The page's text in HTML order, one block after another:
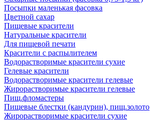
Посыпки маленькая фасовка
Цветной сахар
Пищевые красители
Натуральные красители
Для пищевой печати
Красители с распылителем
Водорастворимые красители сухие
Гелевые красители
Водорастворимые красители гелевые
Жирорастворимые красители гелевые
Пищ.фломастеры
Пищевые блестки (кандурин), пищ.золото
Жирорастворимые красители сухие